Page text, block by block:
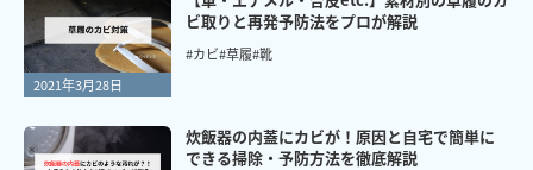
2021年3月28日
ビ取りと再発予防法をプロが解説
#カビ#草履#靴
炊飯器の内蓋にカビが！原因と自宅で簡単に
できる掃除・予防方法を徹底解説